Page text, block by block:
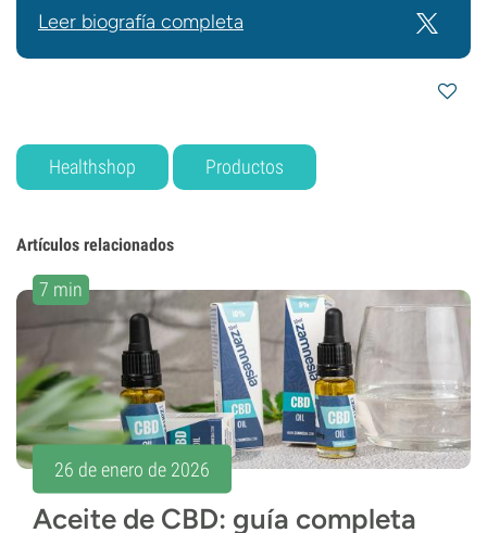
Leer biografía completa
Healthshop Productos
Artículos relacionados
7 min
26 de enero de 2026
Aceite de CBD: guía completa